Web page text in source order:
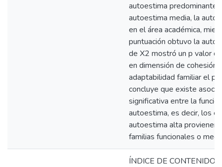
autoestima
autoestima media, la
en el área académica,
puntuación obtuvo la
de X2 mostró un p valor
en dimensión de cohesión
adaptabilidad familiar el
concluye que existe
significativa entre la
autoestima, es decir, los
autoestima alta provienen
familias funcionales o
ÍNDICE DE